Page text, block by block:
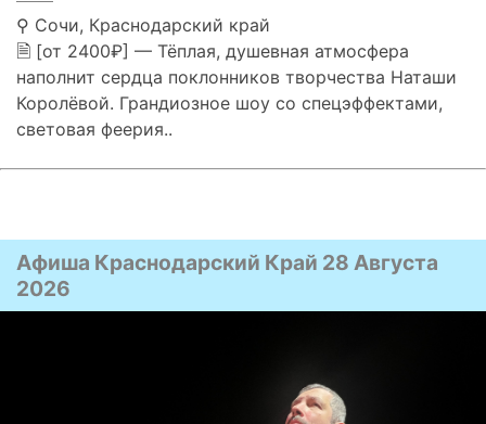
⚲ Сочи, Краснодарский край
🗎 [от 2400₽] — Тёплая, душевная атмосфера
наполнит сердца поклонников творчества Наташи
Королёвой. Грандиозное шоу со спецэффектами,
световая феерия..
Афиша Краснодарский Край 28 Августа
2026